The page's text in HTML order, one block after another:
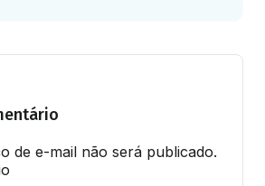
de e-mail não será publicado.